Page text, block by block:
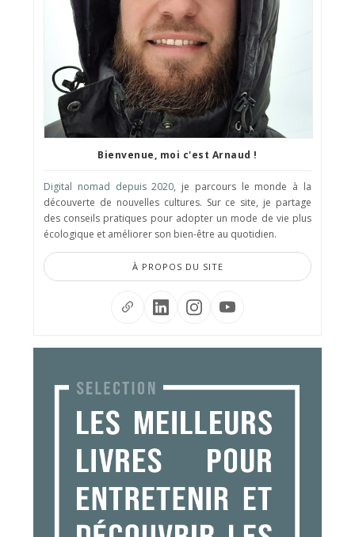
Bienvenue, moi c'est Arnaud !
Digital nomad depuis 2020, je parcours le monde à la
découverte de nouvelles cultures. Sur ce site, je partage
des conseils pratiques pour adopter un mode de vie plus
écologique et améliorer son bien-être au quotidien.
À PROPOS DU SITE